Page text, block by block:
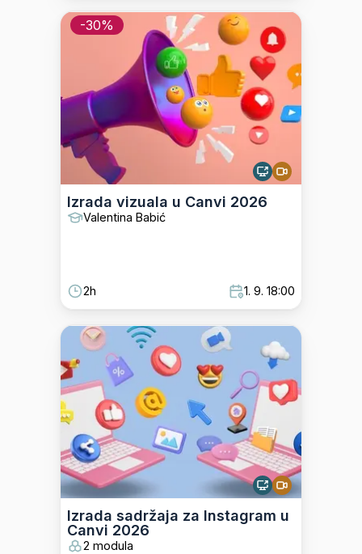
-30%
Izrada vizuala u Canvi 2026
Valentina Babić
2h 1. 9. 18:00
Izrada sadržaja za Instagram u
Canvi 2026
2 modula